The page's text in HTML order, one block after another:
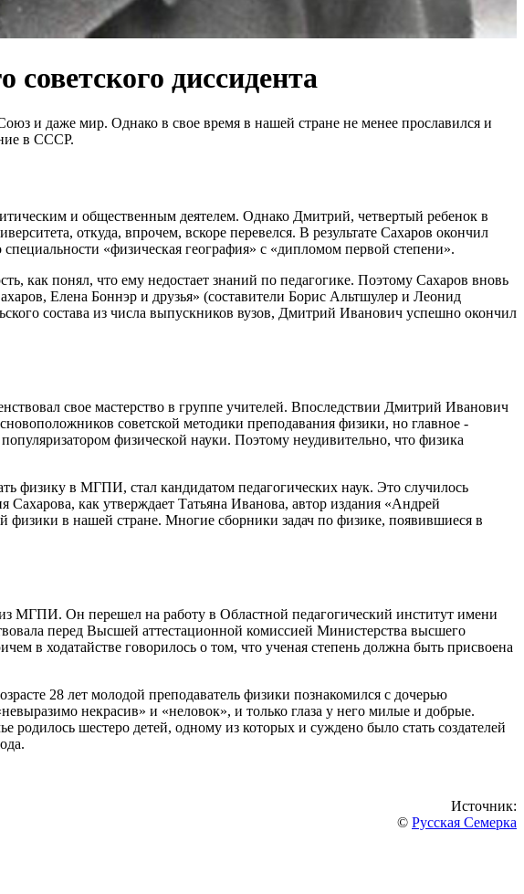
диссидента
и даже мир. Однако в свое время в нашей стране не менее прославился и
в СССР.
и общественным деятелем. Однако Дмитрий, четвертый ребенок в
откуда, впрочем, вскоре перевелся. В результате Сахаров окончил
«физическая география» с «дипломом первой степени».
как понял, что ему недостает знаний по педагогике. Поэтому Сахаров вновь
Елена Боннэр и друзья» (составители Борис Альтшулер и Леонид
состава из числа выпускников вузов, Дмитрий Иванович успешно окончил
свое мастерство в группе учителей. Впоследствии Дмитрий Иванович
советской методики преподавания физики, но главное -
физической науки. Поэтому неудивительно, что физика
физику в МГПИ, стал кандидатом педагогических наук. Это случилось
как утверждает Татьяна Иванова, автор издания «Андрей
физики в нашей стране. Многие сборники задач по физике, появившиеся в
МГПИ. Он перешел на работу в Областной педагогический институт имени
перед Высшей аттестационной комиссией Министерства высшего
в ходатайстве говорилось о том, что ученая степень должна быть присвоена
28 лет молодой преподаватель физики познакомился с дочерью
некрасив» и «неловок», и только глаза у него милые и добрые.
шестеро детей, одному из которых и суждено было стать создателей
Источник:
© Русская Семерка